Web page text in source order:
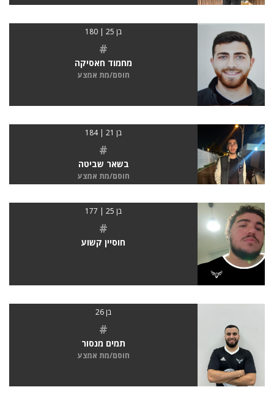
בן 25 | 180
#
מחמוד חאסיקה
חוסם/מת אמצע
בן 21 | 184
#
בשאר שביטה
חוסם/מת אמצע
בן 25 | 177
#
חוסיין קשוע
בן 26
#
תמים מנסור
חוסם/מת אמצע